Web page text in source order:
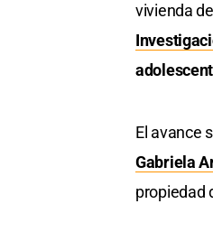
vivienda
El avance
Gabriela
propiedad